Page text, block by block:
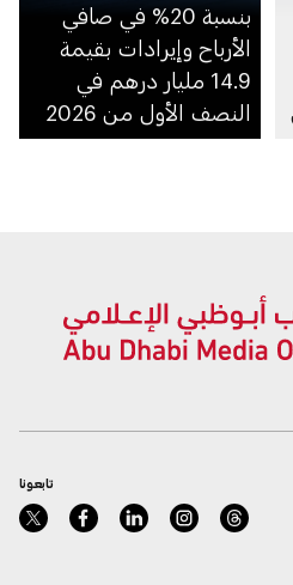
بنسبة 20% في صافي
الأرباح وإيرادات بقيمة
14.9 مليار درهم في
النصف الأول من 2026
تابعونا